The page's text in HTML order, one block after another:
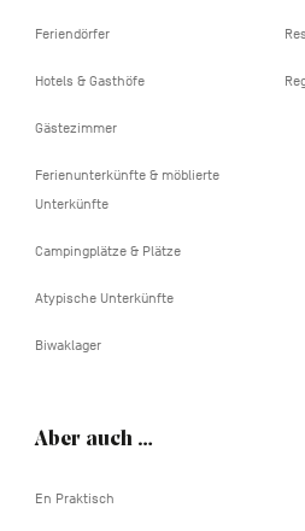
Feriendörfer
Hotels & Gasthöfe
Gästezimmer
Ferienunterkünfte & möblierte
Unterkünfte
Campingplätze & Plätze
Atypische Unterkünfte
Biwaklager
Aber auch …
En Praktisch